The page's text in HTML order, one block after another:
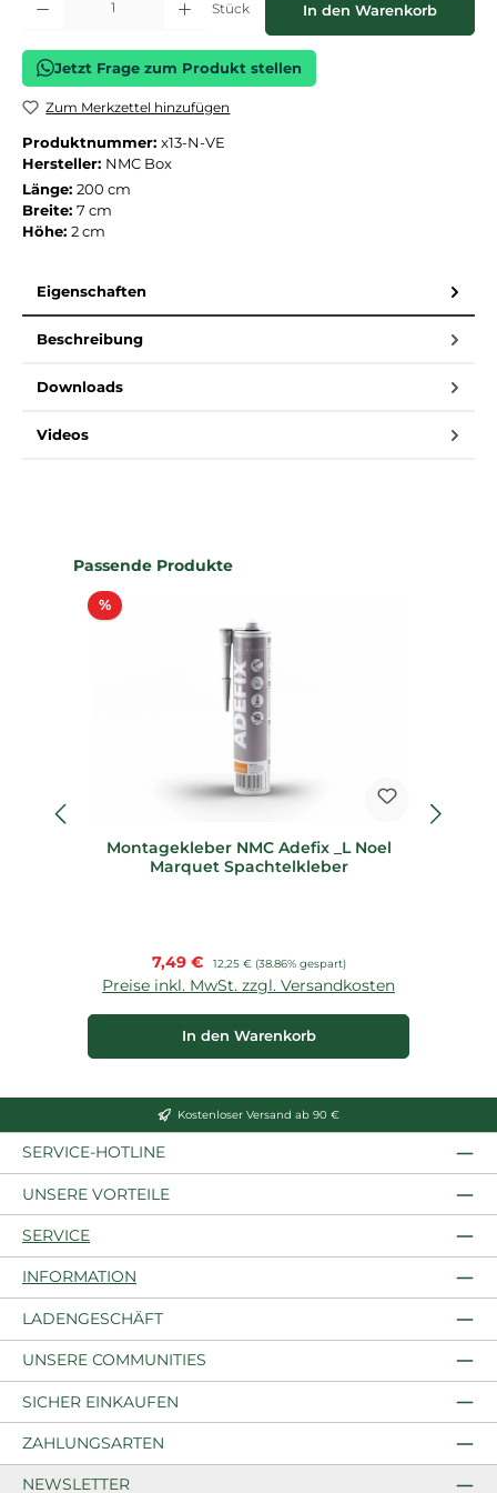
Stück In den Warenkorb
Jetzt Frage zum Produkt stellen
Zum Merkzettel hinzufügen
Produktnummer: x13-N-VE
Hersteller: NMC Box
Länge: 200 cm
Breite: 7 cm
Höhe: 2 cm
Eigenschaften
Beschreibung
Downloads
Videos
Produktgalerie überspringen
Passende Produkte
%Rabatt
Montagekleber NMC Adefix _L Noel
Marquet Spachtelkleber
Verkaufspreis:
7,49 € Regulärer Preis:
12,25 € (38.86% gespart)
Preise inkl. MwSt. zzgl. Versandkosten
In den Warenkorb
Kostenloser Versand ab 90 €
SERVICE-HOTLINE
UNSERE VORTEILE
SERVICE
INFORMATION
LADENGESCHÄFT
UNSERE COMMUNITIES
SICHER EINKAUFEN
ZAHLUNGSARTEN
NEWSLETTER